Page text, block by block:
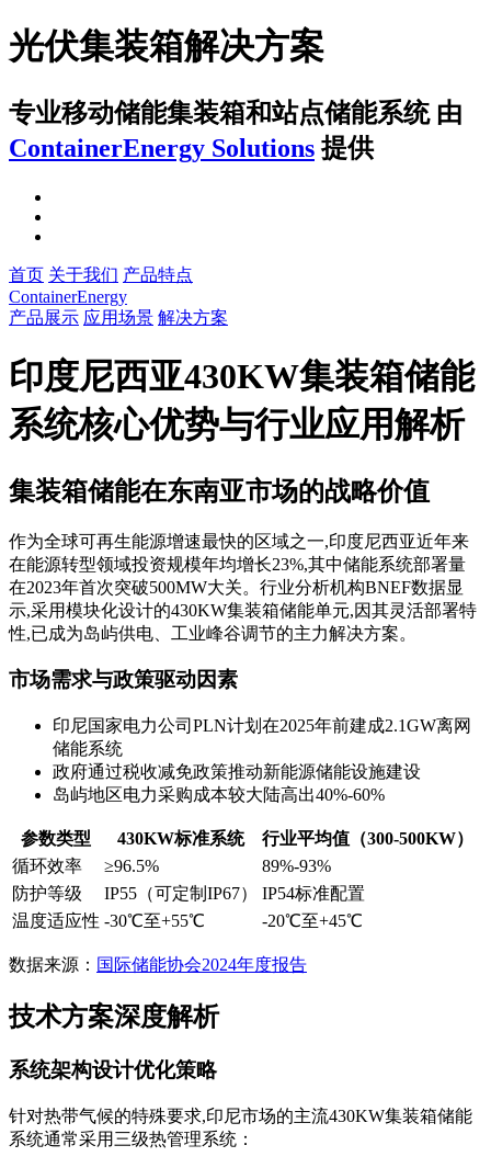
光伏集装箱解决方案
专业移动储能集装箱和站点储能系统 由
ContainerEnergy Solutions 提供
首页 关于我们 产品特点
ContainerEnergy
产品展示 应用场景 解决方案
印度尼西亚430KW集装箱储能
系统核心优势与行业应用解析
集装箱储能在东南亚市场的战略价值
作为全球可再生能源增速最快的区域之一,印度尼西亚近年来
在能源转型领域投资规模年均增长23%,其中储能系统部署量
在2023年首次突破500MW大关。行业分析机构BNEF数据显
示,采用模块化设计的430KW集装箱储能单元,因其灵活部署特
性,已成为岛屿供电、工业峰谷调节的主力解决方案。
市场需求与政策驱动因素
印尼国家电力公司PLN计划在2025年前建成2.1GW离网
储能系统
政府通过税收减免政策推动新能源储能设施建设
岛屿地区电力采购成本较大陆高出40%-60%
参数类型 430KW标准系统
行业平均值（300-500KW）
循环效率
≥96.5%
89%-93%
防护等级
IP55（可定制IP67）
IP54标准配置
温度适应性 -30℃至+55℃ -20℃至+45℃
数据来源： 国际储能协会2024年度报告
技术方案深度解析
系统架构设计优化策略
针对热带气候的特殊要求,印尼市场的主流430KW集装箱储能
系统通常采用三级热管理系统：